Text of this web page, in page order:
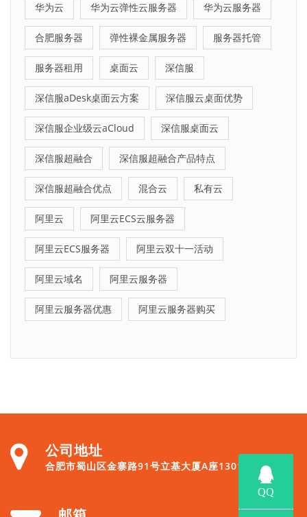
华为云 华为云弹性云服务器 华为云服务器
合肥服务器 弹性裸金属服务器 服务器托管
服务器租用 桌面云 深信服
深信服aDesk桌面云方案 深信服云桌面优势
深信服企业级云aCloud 深信服桌面云
深信服超融合 深信服超融合产品特点
深信服超融合优点 混合云 私有云
阿里云 阿里云ECS云服务器
阿里云ECS服务器 阿里云双十一活动
阿里云域名 阿里云服务器
阿里云服务器优惠 阿里云服务器购买
公司地址
合肥市蜀山区金寨路91号立基大厦A座1301